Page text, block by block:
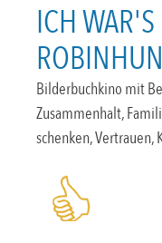
ICH
Bilderbuchkino mit
Zusammenhalt,
schenken, Vertrauen,